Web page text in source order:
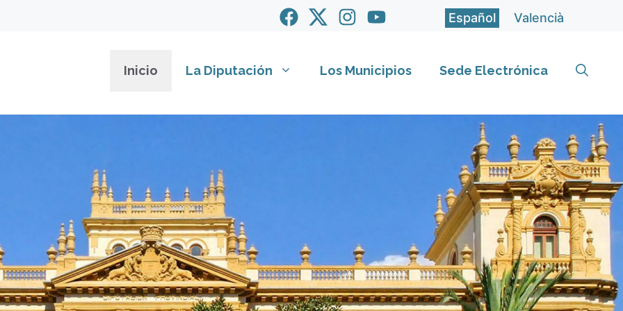
Español Valencià
Inicio La Diputación Los Municipios Sede Electrónica